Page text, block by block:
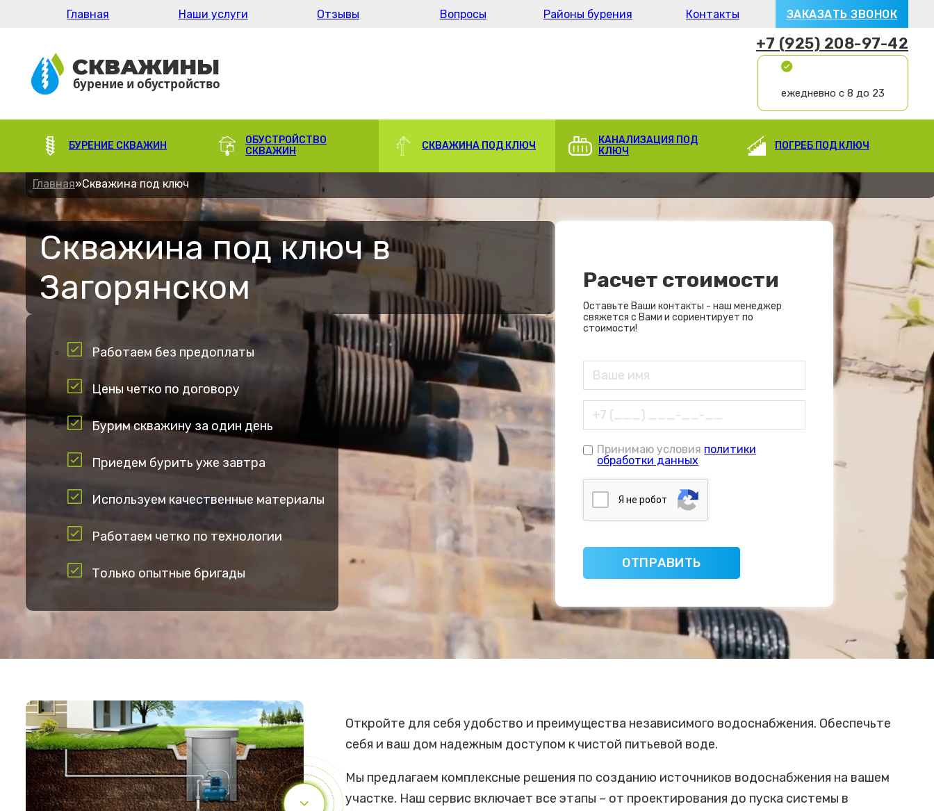
Главная Наши услуги Отзывы Вопросы Районы бурения Контакты ЗАКАЗАТЬ ЗВОНОК
+7 (925) 208-97-42
ежедневно с 8 до 23
БУРЕНИЕ СКВАЖИН
ОБУСТРОЙСТВО
СКВАЖИН
СКВАЖИНА ПОД КЛЮЧ
КАНАЛИЗАЦИЯ ПОД
КЛЮЧ
ПОГРЕБ ПОД КЛЮЧ
Главная»Скважина под ключ
Скважина под ключ в
Загорянском
Работаем без предоплаты
Цены четко по договору
Бурим скважину за один день
Приедем бурить уже завтра
Используем качественные материалы
Работаем четко по технологии
Только опытные бригады
Расчет стоимости
Оставьте Ваши контакты - наш менеджер
свяжется с Вами и сориентирует по
стоимости!
Принимаю условия политики
обработки данных
Я нe poбoт
Откройте для себя удобство и преимущества независимого водоснабжения. Обеспечьте
себя и ваш дом надежным доступом к чистой питьевой воде.
Мы предлагаем комплексные решения по созданию источников водоснабжения на вашем
участке. Наш сервис включает все этапы – от проектирования до пуска системы в